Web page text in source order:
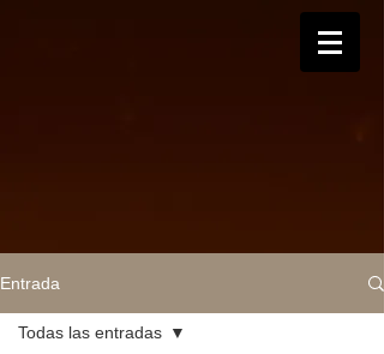
Entrada
Todas las entradas